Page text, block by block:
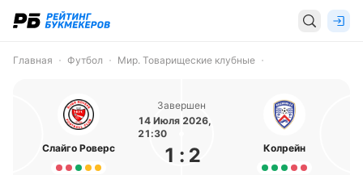
Главная Футбол Мир. Товарищеские клубные
Слайго Роверс
Завершен
14 Июля 2026,
21:30
1 : 2 Колрейн